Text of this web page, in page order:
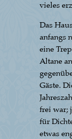
vieles
Das
anfangs
eine
Altane
Gäste.
frei war;
für
etwas